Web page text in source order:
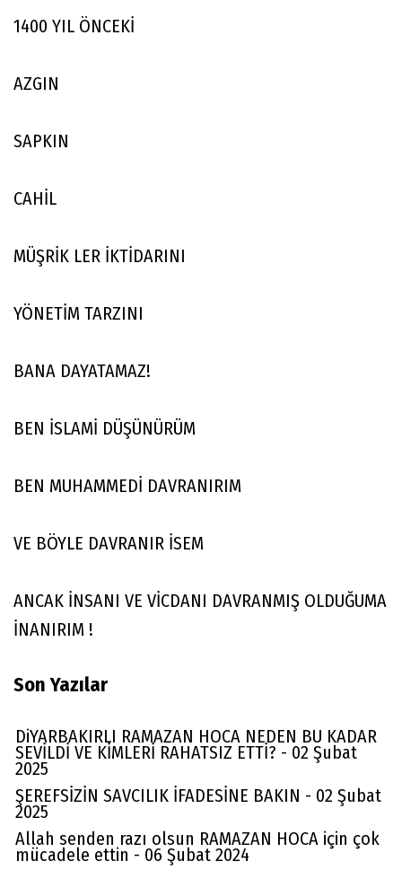
1400 YIL ÖNCEKİ
AZGIN
SAPKIN
CAHİL
MÜŞRİK LER İKTİDARINI
YÖNETİM TARZINI
BANA DAYATAMAZ!
BEN İSLAMİ DÜŞÜNÜRÜM
BEN MUHAMMEDİ DAVRANIRIM
VE BÖYLE DAVRANIR İSEM
ANCAK İNSANI VE VİCDANI DAVRANMIŞ OLDUĞUMA
İNANIRIM !
Son Yazılar
DiYARBAKIRLI RAMAZAN HOCA NEDEN BU KADAR
SEVİLDİ VE KİMLERİ RAHATSIZ ETTİ? - 02 Şubat
2025
ŞEREFSİZİN SAVCILIK İFADESİNE BAKIN - 02 Şubat
2025
Allah senden razı olsun RAMAZAN HOCA için çok
mücadele ettin - 06 Şubat 2024